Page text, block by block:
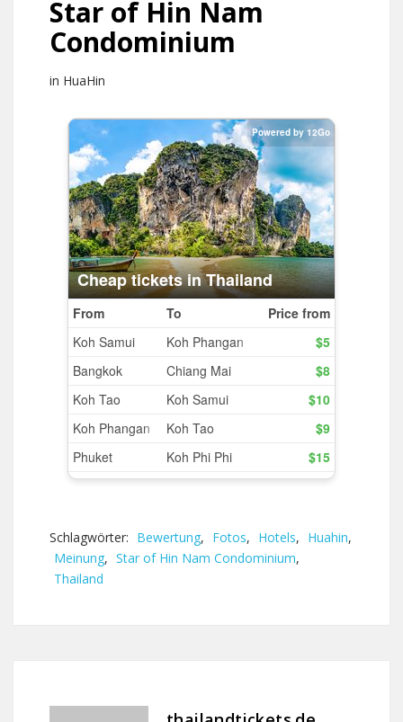
Star of Hin Nam
Condominium
in HuaHin
Schlagwörter: Bewertung, Fotos, Hotels, Huahin,
Meinung, Star of Hin Nam Condominium,
Thailand